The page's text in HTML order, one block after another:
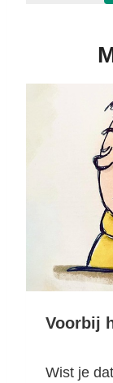
Voorbij
Wist je